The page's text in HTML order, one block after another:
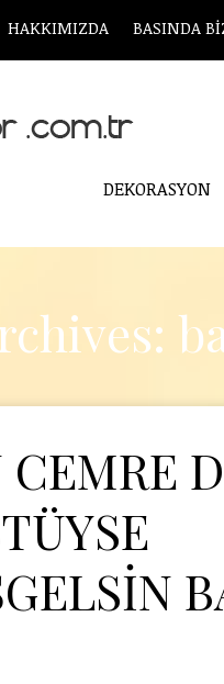
HAKKIMIZDA BASINDA
DEKORASYON
CEMRE